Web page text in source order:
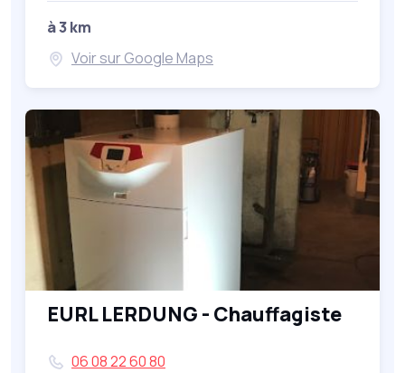
à 3 km
Voir sur Google Maps
EURL LERDUNG - Chauffagiste
06 08 22 60 80